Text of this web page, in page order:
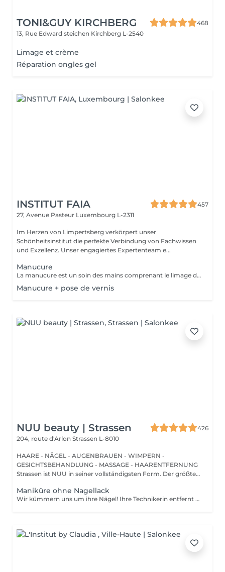
TONI&GUY KIRCHBERG
468
13, Rue Edward steichen Kirchberg L-2540
Limage et crème
Réparation ongles gel
INSTITUT FAIA
457
27, Avenue Pasteur Luxembourg L-2311
Im Herzen von Limpertsberg verkörpert unser
Schönheitsinstitut die perfekte Verbindung von Fachwissen
und Exzellenz. Unser engagiertes Expertenteam e...
Manucure
La manucure est un soin des mains comprenant le limage des ongles, la pousse et la coupe des cuticules, massage avec crème de soin et application d'un vernis transparent si désiré.
Manucure + pose de vernis
NUU beauty | Strassen
426
204, route d'Arlon Strassen L-8010
HAARE - NÄGEL - AUGENBRAUEN - WIMPERN -
GESICHTSBEHANDLUNG - MASSAGE - HAARENTFERNUNG
Strassen ist NUU in seiner vollständigsten Form. Der größte
Maniküre ohne Nagellack
Wir kümmern uns um ihre Nägel! Ihre Technikerin entfernt sanft abgestorbene hautzellen, feilt und formt ihre Nägel und poliert die oberfläche für ein glattes, natürliches finish. Unsere meister bieten kantige, hardware- oder kombinierte manicures an, je nach ihren wünschen. Wie wird eine manicure ohne nagellack durchgeführt? - raue haut wird sanft entfernt - die form der nagelplatte wird behutsam korrigiert - die Nagelhaut und seitlichen ränder werden sorgfältig bearbeitet - Nagelhautöl und handcreme werden aufgetragen, um zu pflegen und zu hydratisieren Altersbeschränkung: empfohlen ab 14 Jahren. Nachbehandlungsempfehlungen: es sind keine speziellen Nachbehandlungen erforderlich. Häufigkeit: alle 3 Wochen.